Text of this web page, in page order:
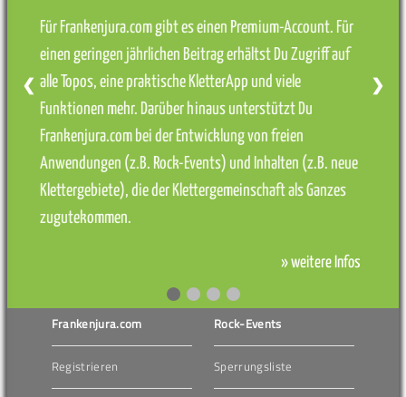
Für Frankenjura.com gibt es einen Premium-Account. Für
einen geringen jährlichen Beitrag erhältst Du Zugriff auf
alle Topos, eine praktische KletterApp und viele
Funktionen mehr. Darüber hinaus unterstützt Du
Frankenjura.com bei der Entwicklung von freien
Anwendungen (z.B. Rock-Events) und Inhalten (z.B. neue
Klettergebiete), die der Klettergemeinschaft als Ganzes
zugutekommen.
» weitere Infos
❮ ❯
Frankenjura.com
Registrieren
Rock-Events
Sperrungsliste